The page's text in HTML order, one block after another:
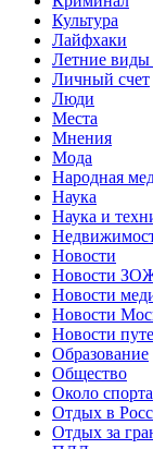
Культура
Лайфхаки
Летние виды
Личный счет
Люди
Места
Мнения
Мода
Народная
Наука
Наука и
Новости
Новости
Новости
Новости
Новости
Образование
Общество
Около спорта
Отдых в
Отдых за